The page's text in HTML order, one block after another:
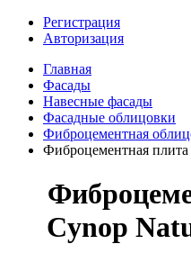
Регистрация
Авторизация
Главная
Фасады
Навесные фасады
Фасадные облицовки
Фиброцементная
Фиброцементная
Cynop